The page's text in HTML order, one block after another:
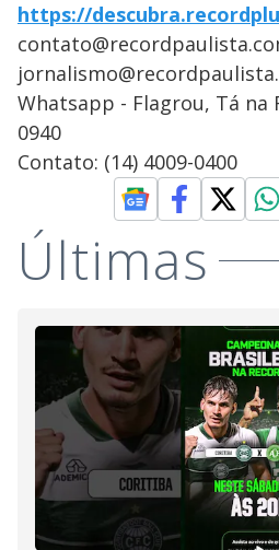
https://
Whatsapp - Flagrou, Tá na
0940
Contato: (14) 4009-0400
Últimas